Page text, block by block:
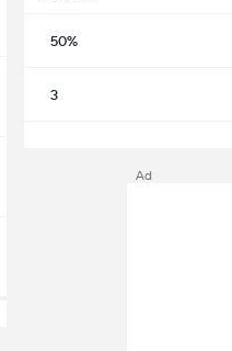
50%
3
Ad